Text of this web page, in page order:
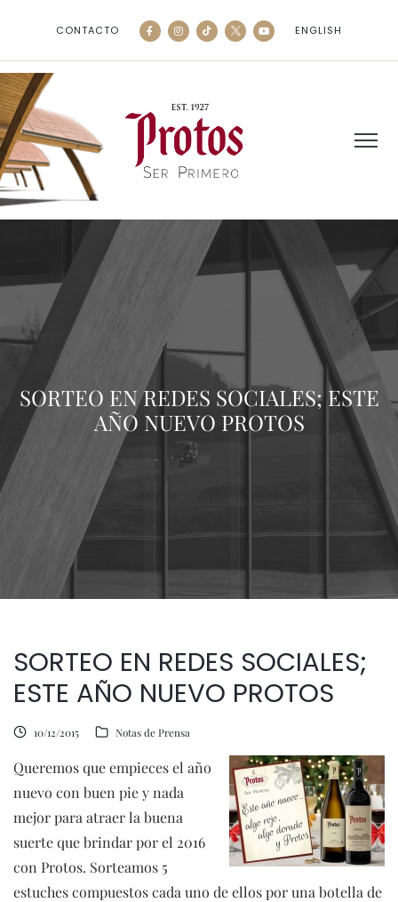
CONTACTO ENGLISH
SORTEO EN REDES SOCIALES; ESTE
AÑO NUEVO PROTOS
SORTEO EN REDES SOCIALES;
ESTE AÑO NUEVO PROTOS
10/12/2015 Notas de Prensa
Queremos que empieces el año
nuevo con buen pie y nada
mejor para atraer la buena
suerte que brindar por el 2016
con Protos. Sorteamos 5
estuches compuestos cada uno de ellos por una botella de